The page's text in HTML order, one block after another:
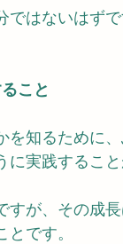
はないはずで
こと
知るために
実践すること
が、その成
です。